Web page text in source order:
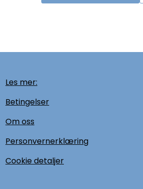
Les mer:
Betingelser
Om oss
Personvernerklæring
Cookie detaljer